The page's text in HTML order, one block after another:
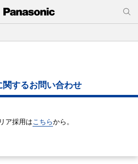
関するお問い合わせ
ア採用はこちらから。